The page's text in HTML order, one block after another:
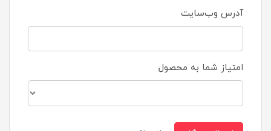
آدرس وب‌سایت
امتیاز شما به محصول